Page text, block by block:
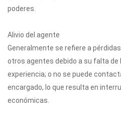
poderes.
Alivio del agente
Generalmente se refiere a
otros agentes debido a su falta de
experiencia; o no se puede
encargado, lo que resulta en
económicas.